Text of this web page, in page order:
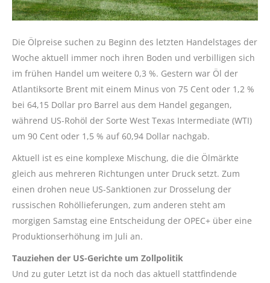
Die Ölpreise suchen zu Beginn des letzten Handelstages der
Woche aktuell immer noch ihren Boden und verbilligen sich
im frühen Handel um weitere 0,3 %. Gestern war Öl der
Atlantiksorte Brent mit einem Minus von 75 Cent oder 1,2 %
bei 64,15 Dollar pro Barrel aus dem Handel gegangen,
während US-Rohöl der Sorte West Texas Intermediate (WTI)
um 90 Cent oder 1,5 % auf 60,94 Dollar nachgab.
Aktuell ist es eine komplexe Mischung, die die Ölmärkte
gleich aus mehreren Richtungen unter Druck setzt. Zum
einen drohen neue US-Sanktionen zur Drosselung der
russischen Rohöllieferungen, zum anderen steht am
morgigen Samstag eine Entscheidung der OPEC+ über eine
Produktionserhöhung im Juli an.
Tauziehen der US-Gerichte um Zollpolitik
Und zu guter Letzt ist da noch das aktuell stattfindende